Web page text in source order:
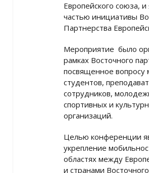
Европейского союза, и
частью инициативы
Партнерства
Мероприятие было
рамках Восточного
посвященное вопросу
студентов,
сотрудников,
спортивных и
организаций.
Целью конференции
укрепление
областях между
и странами